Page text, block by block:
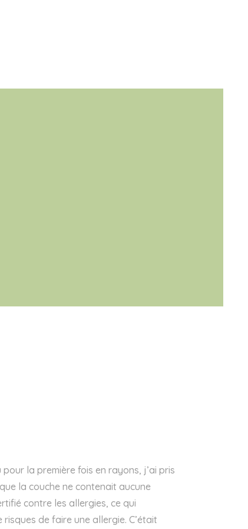
pour la première fois en rayons, j’ai pris
la couche ne contenait aucune
contre les allergies, ce qui
de faire une allergie. C’était